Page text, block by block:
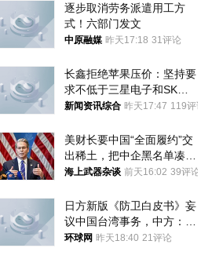
逐步取消劳务派遣用工方
式！六部门发文
中原融媒 昨天17:18 31评论
长鑫拒绝苹果压价：坚持要
求不低于三星电子和SK海
力士
新闻资讯综合 昨天17:47 119评论
美财长要中国“全面履约”交
出稀土，把中企黑名单凑到
187家，中方做最坏打算
海上武器杂谈 前天16:02 39评论
日方新版《防卫白皮书》妄
议中国台湾事务，中方：强
烈不满、坚决反对，已向日
环球网 昨天18:40 21评论